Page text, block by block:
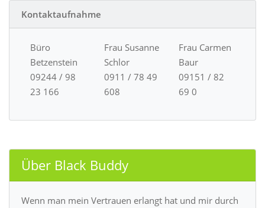
Kontaktaufnahme
Büro
Betzenstein
09244 / 98
23 166
Frau Susanne
Schlor
0911 / 78 49
608
Frau Carmen
Baur
09151 / 82
69 0
Über Black Buddy
Wenn man mein Vertrauen erlangt hat und mir durch